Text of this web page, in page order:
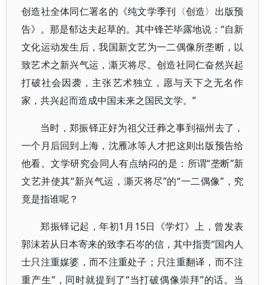
创造社全体同仁署名的《纯文学季刊〈创造〉出版预
告》。那是郁达夫起草的。其中锋芒毕露地说：“自新
文化运动发生后，我国新文艺为一二偶像所垄断，以
致艺术之新兴气运，澌灭将尽。创造社同仁奋然兴起
打破社会因袭，主张艺术独立，愿与天下之无名作
家，共兴起而造成中国未来之国民文学。”
当时，郑振铎正好为祖父迁葬之事到福州去了，
一个月后回到上海，沈雁冰等人才把这则出版预告给
他看。文学研究会同人有点纳闷的是：所谓“垄断”新
文艺并使其“新兴气运，澌灭将尽”的“一二偶像”，究
竟是指谁呢？
郑振铎记起，年初1月15日《学灯》上，曾发表
郭沫若从日本寄来的致李石岑的信，其中指责“国内人
士只注重媒婆，而不注重处子；只注重翻译，而不注
重产生”，同时就提到了“当打破偶像崇拜”的话。当